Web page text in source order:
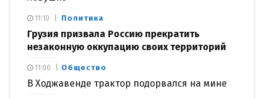
Политика
Грузия призвала Россию прекратить
незаконную оккупацию своих территорий
11:10
Общество
В Ходжавенде трактор подорвался на мине
11:00